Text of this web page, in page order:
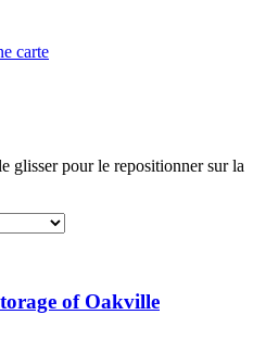
carte
glisser pour le repositionner sur la
of Oakville